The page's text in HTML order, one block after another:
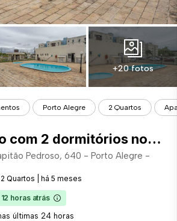
+20 fotos
Porto Alegre 2 Quartos
Apartamento com 2 dormitórios no bairro Hípica - COD: 24376
Pedroso, 640 - Porto Alegre -
2 Quartos há 5 meses
horas atrás
últimas 24 horas